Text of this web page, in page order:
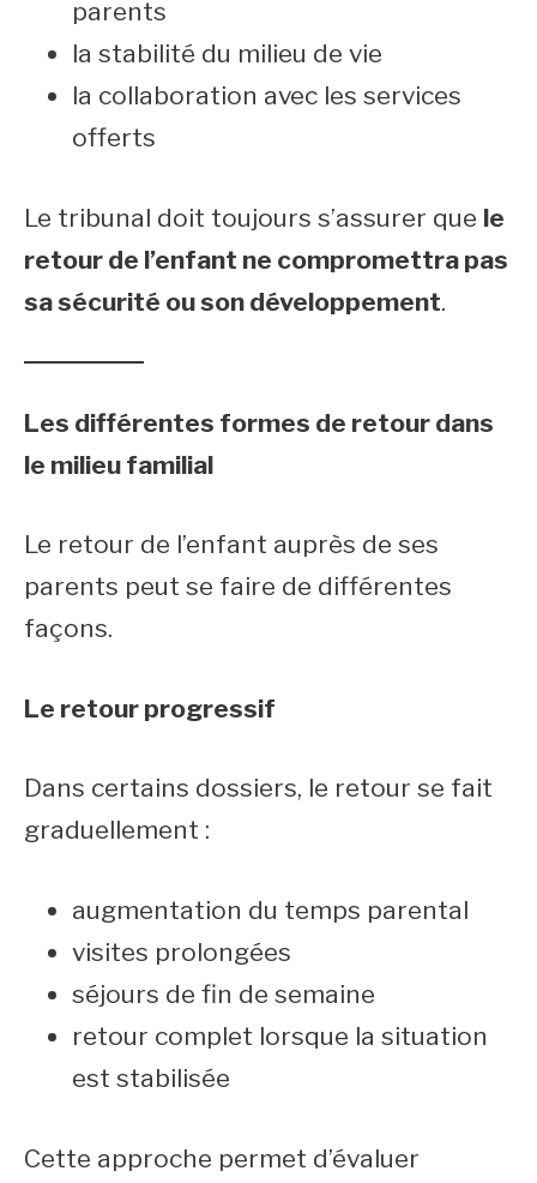
parents
la stabilité du milieu de vie
la collaboration avec les services
offerts
Le tribunal doit toujours s’assurer que le
retour de l’enfant ne compromettra pas
sa sécurité ou son développement.
Les différentes formes de retour dans
le milieu familial
Le retour de l’enfant auprès de ses
parents peut se faire de différentes
façons.
Le retour progressif
Dans certains dossiers, le retour se fait
graduellement :
augmentation du temps parental
visites prolongées
séjours de fin de semaine
retour complet lorsque la situation
est stabilisée
Cette approche permet d’évaluer